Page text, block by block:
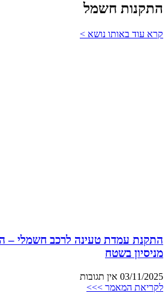
התקנות חשמל
קרא עוד באותו נושא >
התקנת עמדת טעינה לרכב חשמלי –
מניסיון בשטח
03/11/2025 אין תגובות
לקריאת המאמר >>>